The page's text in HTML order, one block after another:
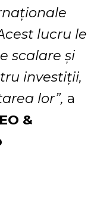
lucru le
scalare și
investiții,
lor”, a
&